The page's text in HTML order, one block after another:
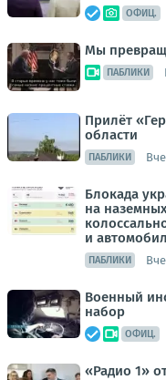
ОФИЦ.
Мы
ПАБЛИКИ
Прилёт
области
ПАБЛИКИ
Блокада
на
и
ПАБЛИКИ
Военный
набор
ОФИЦ.
«Радио 1»